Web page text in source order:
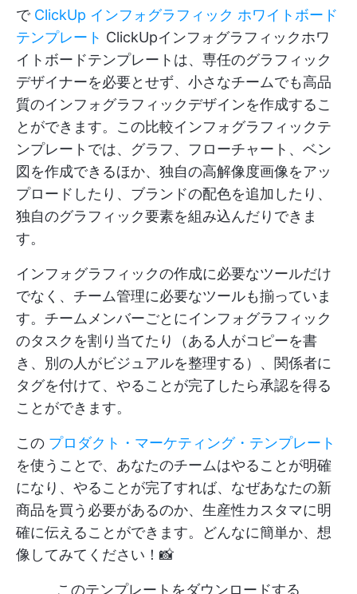
で ClickUp インフォグラフィック ホワイトボード
テンプレート ClickUpインフォグラフィックホワ
イトボードテンプレートは、専任のグラフィック
デザイナーを必要とせず、小さなチームでも高品
質のインフォグラフィックデザインを作成するこ
とができます。この比較インフォグラフィックテ
ンプレートでは、グラフ、フローチャート、ベン
図を作成できるほか、独自の高解像度画像をアッ
プロードしたり、ブランドの配色を追加したり、
独自のグラフィック要素を組み込んだりできま
す。
インフォグラフィックの作成に必要なツールだけ
でなく、チーム管理に必要なツールも揃っていま
す。チームメンバーごとにインフォグラフィック
のタスクを割り当てたり（ある人がコピーを書
き、別の人がビジュアルを整理する）、関係者に
タグを付けて、やることが完了したら承認を得る
ことができます。
この プロダクト・マーケティング・テンプレート
を使うことで、あなたのチームはやることが明確
になり、やることが完了すれば、なぜあなたの新
商品を買う必要があるのか、生産性カスタマに明
確に伝えることができます。どんなに簡単か、想
像してみてください！📸
このテンプレートをダウンロードする